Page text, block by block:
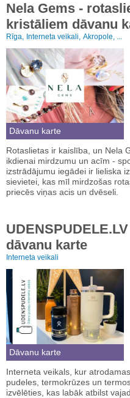
Nela Gems -
kristāliem dāvanu
Rīga, Interneta veikali, Akropole, ...
Dāvanu karte
Rotaslietas ir kaislība, un Nela
ikdienai mirdzumu un acīm -
izstrādājumu iegādei ir lieliska
sievietei, kas mīl mirdzošas
priecēs viņas acis un dvēseli.
dāvanu karte
Interneta veikali
Dāvanu karte
Interneta veikals, kur
pudeles, termokrūzes un
izvēlēties, kas labāk atbilst